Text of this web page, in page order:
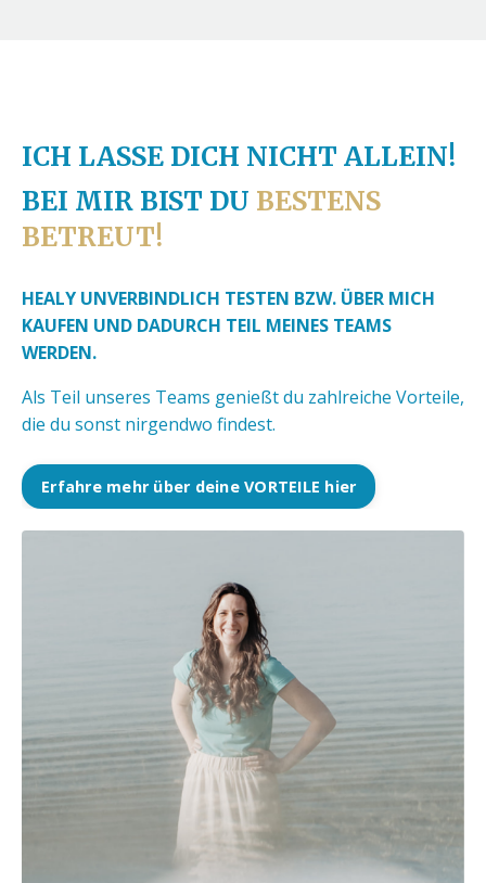
ICH LASSE DICH NICHT ALLEIN!
BEI MIR BIST DU BESTENS
BETREUT!
HEALY UNVERBINDLICH TESTEN BZW. ÜBER MICH
KAUFEN UND DADURCH TEIL MEINES TEAMS
WERDEN.
Als Teil unseres Teams genießt du zahlreiche Vorteile,
die du sonst nirgendwo findest.
Erfahre mehr über deine VORTEILE hier